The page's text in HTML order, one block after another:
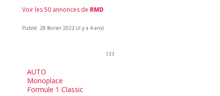
Voir les 50 annonces de RMD
Publié: 28 février 2022 (il y a 4 ans)
133
AUTO
Monoplace
Formule 1 Classic